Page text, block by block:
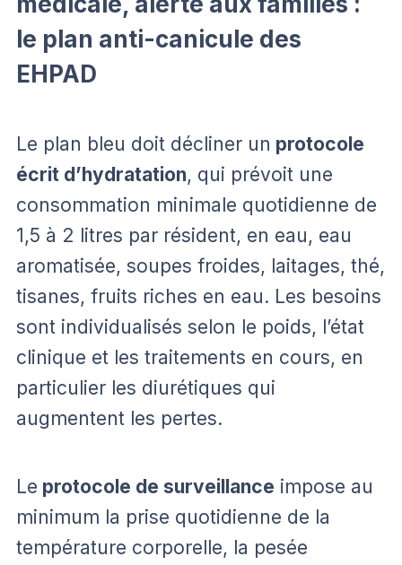
le plan anti-canicule des
EHPAD
Le plan bleu doit décliner un protocole
écrit d’hydratation, qui prévoit une
consommation minimale quotidienne de
1,5 à 2 litres par résident, en eau, eau
aromatisée, soupes froides, laitages, thé,
tisanes, fruits riches en eau. Les besoins
sont individualisés selon le poids, l’état
clinique et les traitements en cours, en
particulier les diurétiques qui
augmentent les pertes.
Le protocole de surveillance impose au
minimum la prise quotidienne de la
température corporelle, la pesée